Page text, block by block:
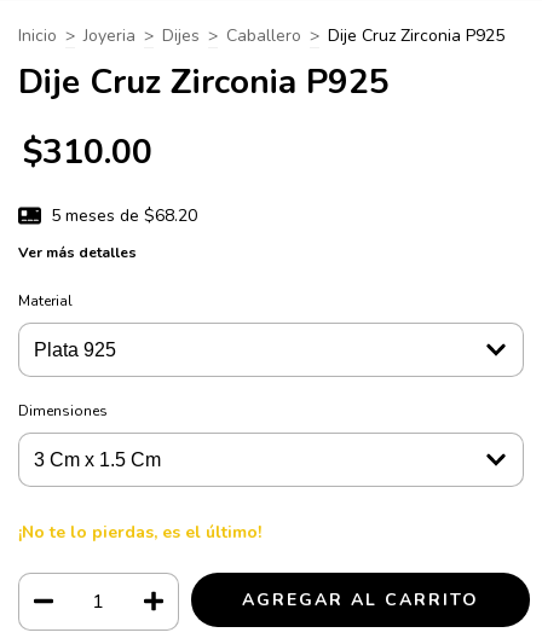
Inicio > Joyeria > Dijes > Caballero > Dije Cruz Zirconia P925
Dije Cruz Zirconia P925
$310.00
5 meses de $68.20
Ver más detalles
Material
Dimensiones
¡No te lo pierdas, es el último!